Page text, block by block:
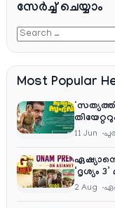
സേര്‍ച്ച്‌ ചെയ്യാം
Most Popular
11 Jun
‘ദൃശ്യം
ആഘോഷ
2 Aug